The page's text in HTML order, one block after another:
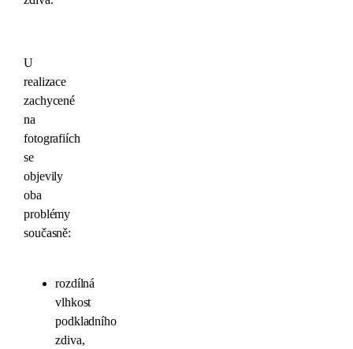
U
realizace
zachycené
na
fotografiích
se
objevily
oba
problémy
současně:
rozdílná
vlhkost
podkladního
zdiva,